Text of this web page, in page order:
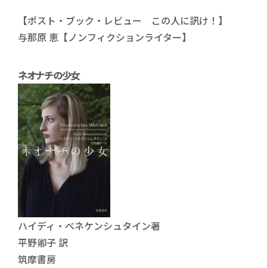
【ポスト・ブック・レビュー この人に訊け！】
与那原 恵【ノンフィクションライター】
ネオナチの少女
ハイディ・ベネケンシュタイン著
平野卿子 訳
筑摩書房